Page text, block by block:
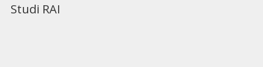
Studi RAI